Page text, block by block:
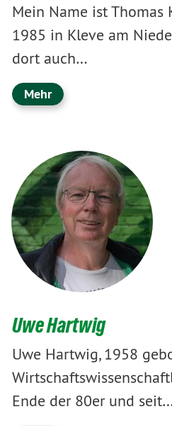
Mein Name ist Thomas
1985 in Kleve am
dort auch…
Mehr
Uwe Hartwig
Uwe Hartwig, 1958
Ende der 80er und